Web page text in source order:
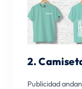
2.
Publicidad